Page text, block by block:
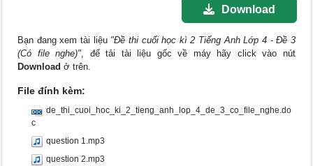
Download
Bạn đang xem tài liệu "Đề thi cuối học kì 2 Tiếng Anh Lớp 4 - Đề 3
(Có file nghe)", để tải tài liệu gốc về máy hãy click vào nút
Download ở trên.
File đính kèm:
de_thi_cuoi_hoc_ki_2_tieng_anh_lop_4_de_3_co_file_nghe.do
c
question 1.mp3
question 2.mp3